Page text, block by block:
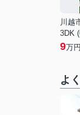
川越
3DK
9万円
よ